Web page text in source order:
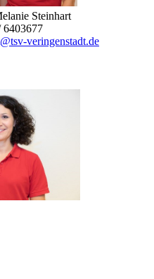
Steinhart
6403677
veringenstadt.de